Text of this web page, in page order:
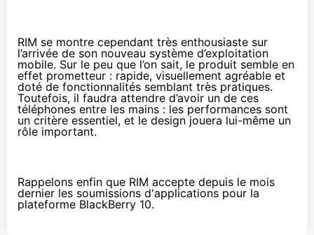
RIM se montre cependant très enthousiaste sur
l’arrivée de son nouveau système d’exploitation
mobile. Sur le peu que l’on sait, le produit semble en
effet prometteur : rapide, visuellement agréable et
doté de fonctionnalités semblant très pratiques.
Toutefois, il faudra attendre d’avoir un de ces
téléphones entre les mains : les performances sont
un critère essentiel, et le design jouera lui-même un
rôle important.
Rappelons enfin que RIM accepte depuis le mois
dernier les soumissions d'applications pour la
plateforme BlackBerry 10.